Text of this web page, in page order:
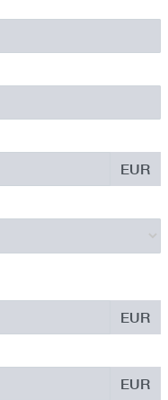
EUR
EUR
EUR